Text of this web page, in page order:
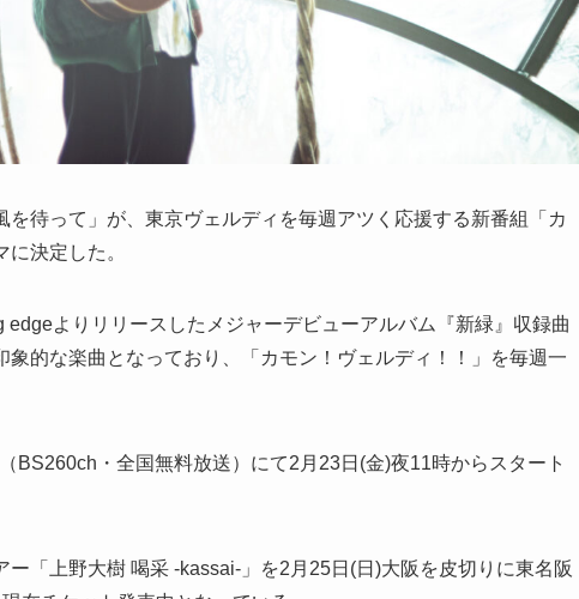
待って」が、東京ヴェルディを毎週アツく応援する新番組「カ
決定した。
edgeよりリリースしたメジャーデビューアルバム『新緑』収録曲
的な楽曲となっており、「カモン！ヴェルディ！！」を毎週一
BS260ch・全国無料放送）にて2月23日(金)夜11時からスタート
「上野大樹 喝采 -kassai-」を2月25日(日)大阪を皮切りに東名阪